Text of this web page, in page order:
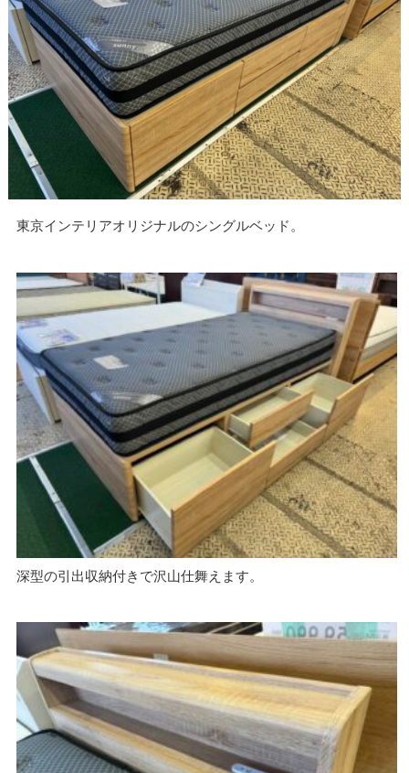
東京インテリアオリジナルのシングルベッド。
深型の引出収納付きで沢山仕舞えます。